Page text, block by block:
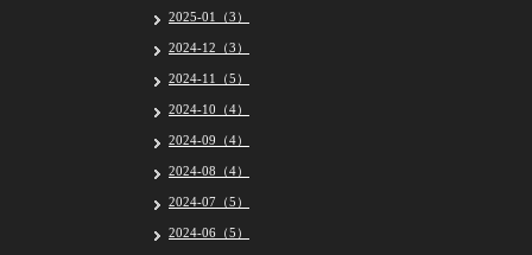
2025-01（3）
2024-12（3）
2024-11（5）
2024-10（4）
2024-09（4）
2024-08（4）
2024-07（5）
2024-06（5）